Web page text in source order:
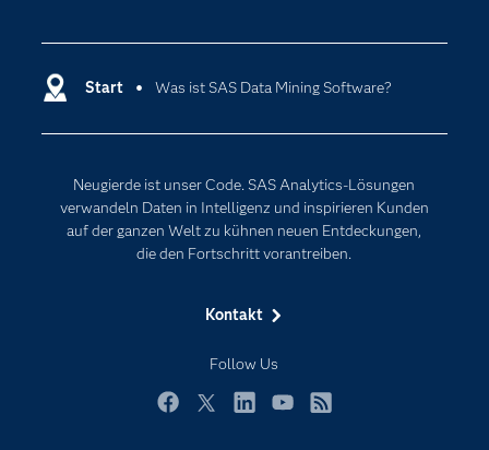
Start Was ist SAS Data Mining Software?
Neugierde ist unser Code. SAS Analytics-Lösungen
verwandeln Daten in Intelligenz und inspirieren Kunden
auf der ganzen Welt zu kühnen neuen Entdeckungen,
die den Fortschritt vorantreiben.
Kontakt
Follow Us
Dokumentation
Entwickler
Karriere
Für Lehrkräfte
Lehrvideos
Nachrichten
Produkte
Data Science
Künstliche Intelligenz